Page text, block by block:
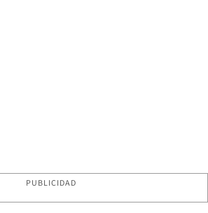
PUBLICIDAD